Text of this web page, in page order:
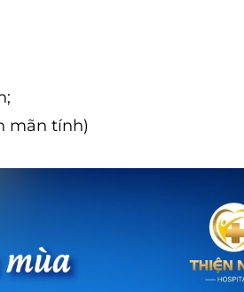
mãn tính)